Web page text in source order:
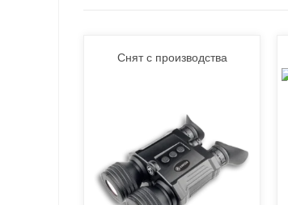
Снят с производства